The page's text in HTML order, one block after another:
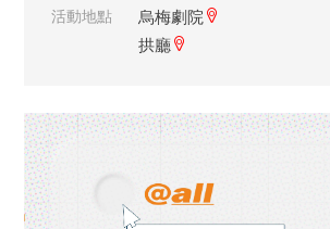
活動地點
烏梅劇院
拱廳